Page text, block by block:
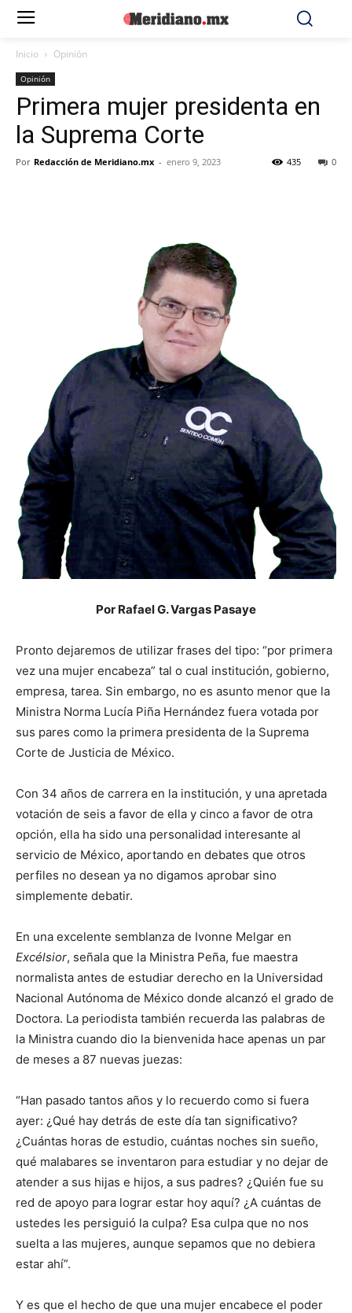
Inicio Opinión
Opinión
Primera mujer presidenta en
la Suprema Corte
Por Redacción de Meridiano.mx - enero 9, 2023 0
435
Por Rafael G. Vargas Pasaye
Pronto dejaremos de utilizar frases del tipo: “por primera
vez una mujer encabeza” tal o cual institución, gobierno,
empresa, tarea. Sin embargo, no es asunto menor que la
Ministra Norma Lucía Piña Hernández fuera votada por
sus pares como la primera presidenta de la Suprema
Corte de Justicia de México.
Con 34 años de carrera en la institución, y una apretada
votación de seis a favor de ella y cinco a favor de otra
opción, ella ha sido una personalidad interesante al
servicio de México, aportando en debates que otros
perfiles no desean ya no digamos aprobar sino
simplemente debatir.
En una excelente semblanza de Ivonne Melgar en
Excélsior, señala que la Ministra Peña, fue maestra
normalista antes de estudiar derecho en la Universidad
Nacional Autónoma de México donde alcanzó el grado de
Doctora. La periodista también recuerda las palabras de
la Ministra cuando dio la bienvenida hace apenas un par
de meses a 87 nuevas juezas:
“Han pasado tantos años y lo recuerdo como si fuera
ayer: ¿Qué hay detrás de este día tan significativo?
¿Cuántas horas de estudio, cuántas noches sin sueño,
qué malabares se inventaron para estudiar y no dejar de
atender a sus hijas e hijos, a sus padres? ¿Quién fue su
red de apoyo para lograr estar hoy aquí? ¿A cuántas de
ustedes les persiguió la culpa? Esa culpa que no nos
suelta a las mujeres, aunque sepamos que no debiera
estar ahí”.
Y es que el hecho de que una mujer encabece el poder